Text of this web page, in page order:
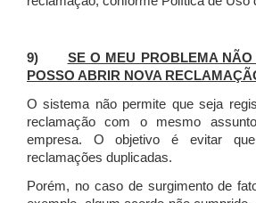
9) SE O MEU PROBLEMA NÃO
POSSO ABRIR NOVA
O sistema não permite que seja
reclamação com o mesmo
empresa. O objetivo é evitar
reclamações duplicadas.
Porém, no caso de surgimento de